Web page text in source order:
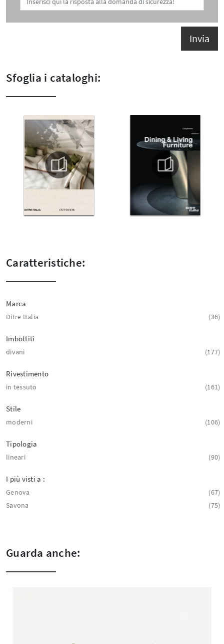
Invia
Sfoglia i cataloghi:
Caratteristiche:
Marca
Ditre Italia 36
Imbottiti
divani 177
Rivestimento
in tessuto 161
Stile
moderni 106
Tipologia
lineari 90
I più visti a :
Genova
67
Savona
75
Guarda anche: